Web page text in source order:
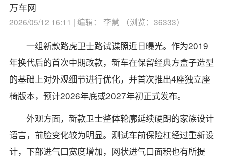
万车网
2026/05/12 16:11 | 编辑： 李慧 （浏览：36333）
一组新款路虎卫士路试谍照近日曝光。作为2019
年换代后的首次中期改款，新车在保留经典方盒子造型
的基础上对外观细节进行优化，并首次推出4座独立座
椅版本，预计2026年底或2027年初正式发布。
外观方面，新款卫士整体轮廓延续硬朗的家族设计
语言，前脸变化较为明显。测试车前保险杠经过重新设
计，下部进气口宽度增加，网状进气口面积也有所提